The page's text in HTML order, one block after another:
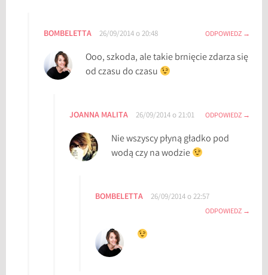
BOMBELETTA 26/09/2014 o 20:48 ODPOWIEDZ
Ooo, szkoda, ale takie brnięcie zdarza się
od czasu do czasu
JOANNA MALITA 26/09/2014 o 21:01 ODPOWIEDZ
Nie wszyscy płyną gładko pod
wodą czy na wodzie
BOMBELETTA 26/09/2014 o 22:57
ODPOWIEDZ